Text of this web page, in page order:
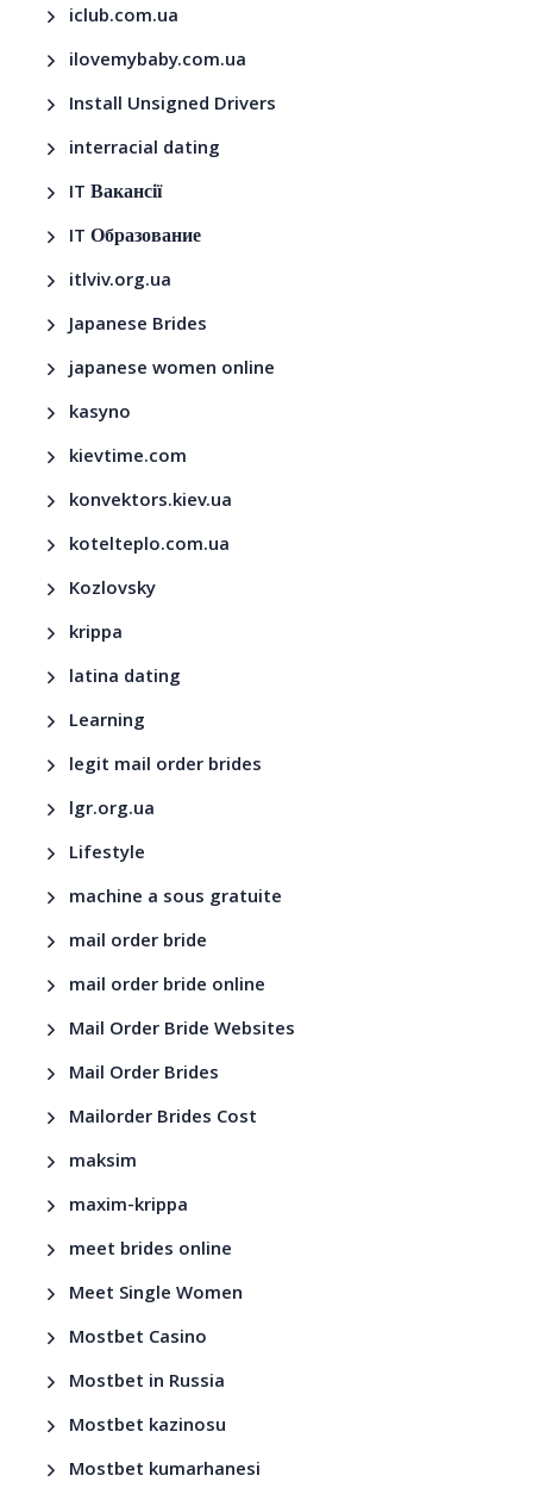
iclub.com.ua
ilovemybaby.com.ua
Install Unsigned Drivers
interracial dating
IT Вакансії
IT Образование
itlviv.org.ua
Japanese Brides
japanese women online
kasyno
kievtime.com
konvektors.kiev.ua
kotelteplo.com.ua
Kozlovsky
krippa
latina dating
Learning
legit mail order brides
lgr.org.ua
Lifestyle
machine a sous gratuite
mail order bride
mail order bride online
Mail Order Bride Websites
Mail Order Brides
Mailorder Brides Cost
maksim
maxim-krippa
meet brides online
Meet Single Women
Mostbet Casino
Mostbet in Russia
Mostbet kazinosu
Mostbet kumarhanesi